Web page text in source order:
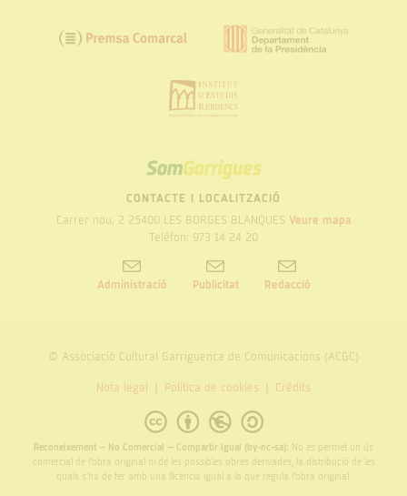
SOM
GARRIGUES
CONTACTE I LOCALITZACIÓ
Carrer nou, 2 25400 LES BORGES BLANQUES Veure mapa
Telèfon: 973 14 24 20
Administració Publicitat Redacció
© Associació Cultural Garriguenca de Comunicacions (ACGC)
Nota legal Politica de cookies Crèdits
Reconeixement – No Comercial – Compartir Igual (by-nc-sa): No es permet un ús
comercial de l’obra original ni de les possibles obres derivades, la distribució de les
quals s’ha de fer amb una llicència igual a la que regula l’obra original.